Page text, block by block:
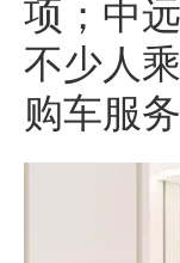
项；中
不少人
购车服务